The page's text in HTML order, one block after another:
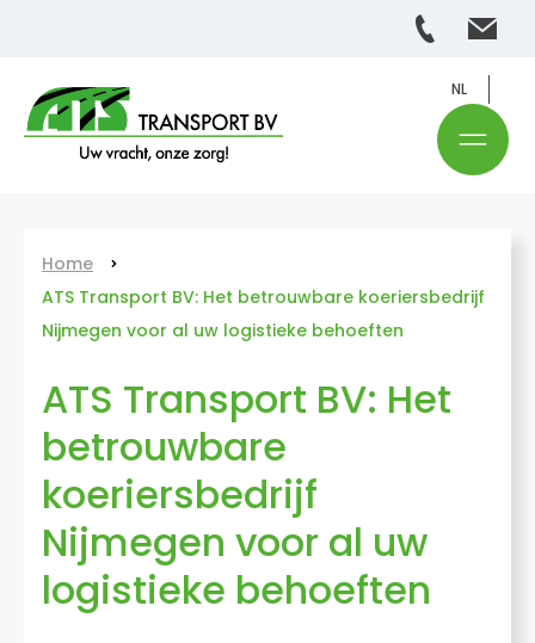
NL
Home
ATS Transport BV: Het betrouwbare koeriersbedrijf
Nijmegen voor al uw logistieke behoeften
ATS Transport BV: Het
betrouwbare
koeriersbedrijf
Nijmegen voor al uw
logistieke behoeften